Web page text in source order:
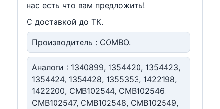
нас есть что вам предложить!
С доставкой до ТК.
Производитель : COMBO.
Аналоги : 1340899, 1354420, 1354423,
1354424, 1354428, 1355353, 1422198,
1422200, CMB102544, CMB102546,
CMB102547, CMB102548, CMB102549,